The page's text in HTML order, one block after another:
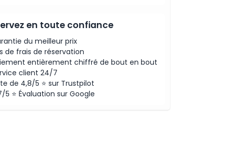
en toute confiance
du meilleur prix
de frais de réservation
entièrement chiffré de bout en bout
client 24/7
de 4,8/5 ⭐ sur Trustpilot
5 ⭐ Évaluation sur Google